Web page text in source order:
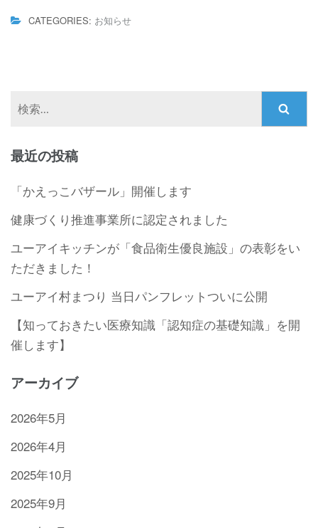
CATEGORIES: お知らせ
最近の投稿
「かえっこバザール」開催します
健康づくり推進事業所に認定されました
ユーアイキッチンが「食品衛生優良施設」の表彰をい
ただきました！
ユーアイ村まつり 当日パンフレットついに公開
【知っておきたい医療知識「認知症の基礎知識」を開
催します】
アーカイブ
2026年5月
2026年4月
2025年10月
2025年9月